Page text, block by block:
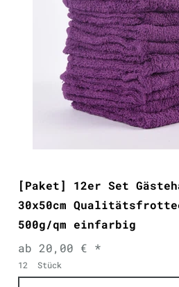
[Paket] 12er Set
30x50cm
500g/qm einfarbig
ab 20,00 € *
12 Stück